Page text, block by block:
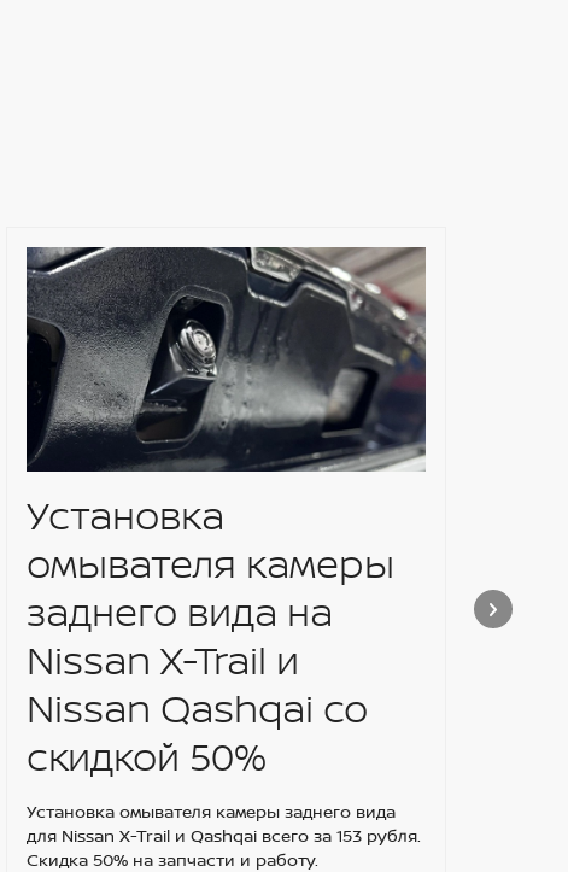
Установка
омывателя камеры
заднего вида на
Nissan X-Trail и
Nissan Qashqai со
скидкой 50%
Установка омывателя камеры заднего вида
для Nissan X-Trail и Qashqai всего за 153 рубля.
Скидка 50% на запчасти и работу.